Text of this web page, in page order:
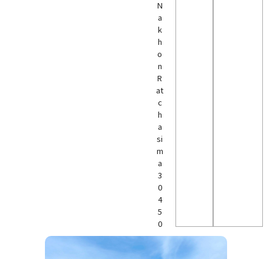
N
a
k
h
o
n
R
at
c
h
a
si
m
a
3
0
4
5
0